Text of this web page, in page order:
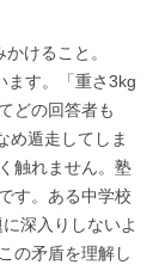
けること。
ます。「重さ3kg
どの回答者も
め遁走してしま
触れません。塾
す。ある中学校
深入りしないよ
の矛盾を理解し